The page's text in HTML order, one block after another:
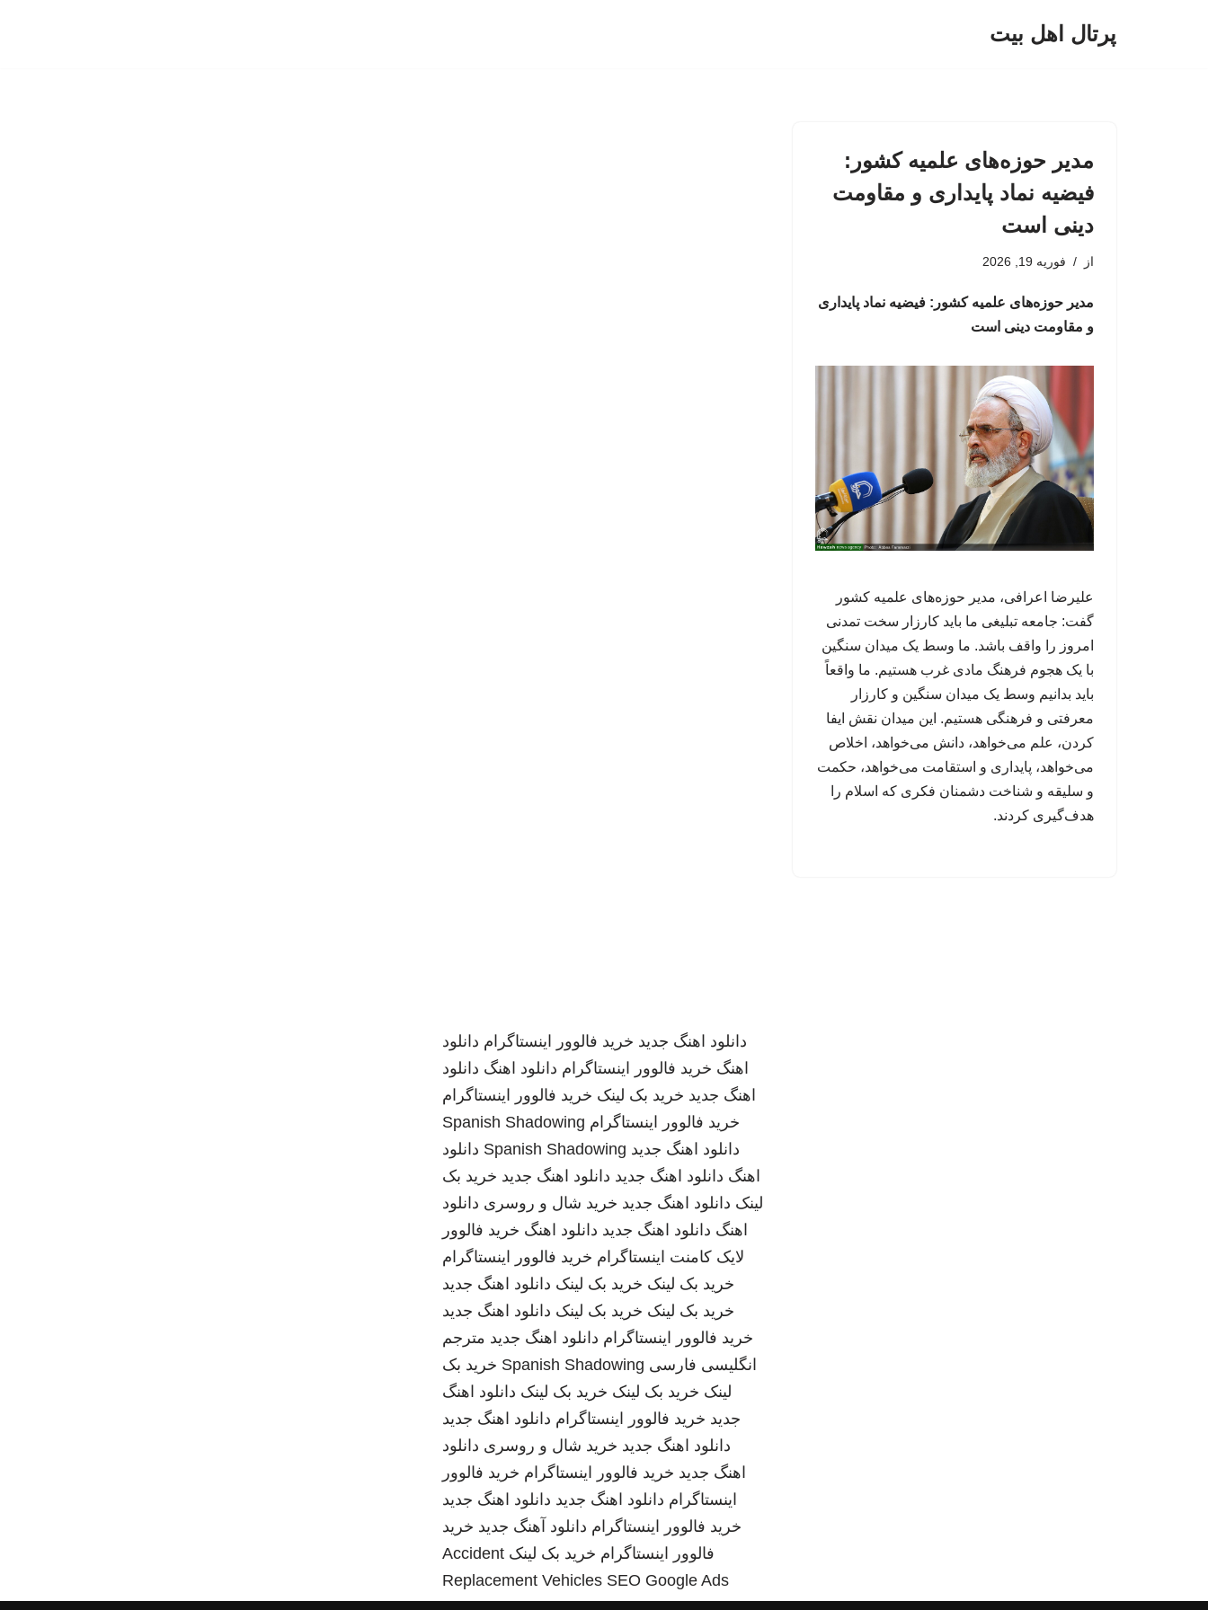
پرتال اهل بیت
مدیر حوزه‌های علمیه کشور:
فیضیه نماد پایداری و مقاومت
دینی است
از فوریه 19, 2026
مدیر حوزه‌های علمیه کشور: فیضیه نماد پایداری
و مقاومت دینی است
علیرضا اعرافی، مدیر حوزه‌های علمیه کشور
گفت: جامعه تبلیغی ما باید کارزار سخت تمدنی
امروز را واقف باشد. ما وسط یک میدان سنگین
با یک هجوم فرهنگ مادی غرب هستیم. ما واقعاً
باید بدانیم وسط یک میدان سنگین و کارزار
معرفتی و فرهنگی هستیم. این میدان نقش ایفا
کردن، علم می‌خواهد، دانش می‌خواهد، اخلاص
می‌خواهد، پایداری و استقامت می‌خواهد، حکمت
و سلیقه و شناخت دشمنان فکری که اسلام را
هدف‌گیری کردند.
دانلود اهنگ جدید خرید فالوور اینستاگرام دانلود
اهنگ خرید فالوور اینستاگرام دانلود اهنگ دانلود
اهنگ جدید خرید بک لینک خرید فالوور اینستاگرام
خرید فالوور اینستاگرام Spanish Shadowing
دانلود اهنگ جدید Spanish Shadowing دانلود
اهنگ دانلود اهنگ جدید دانلود اهنگ جدید خرید بک
لینک دانلود اهنگ جدید خرید شال و روسری دانلود
اهنگ دانلود اهنگ جدید دانلود اهنگ خرید فالوور
لایک کامنت اینستاگرام خرید فالوور اینستاگرام
خرید بک لینک خرید بک لینک دانلود اهنگ جدید
خرید بک لینک خرید بک لینک دانلود اهنگ جدید
خرید فالوور اینستاگرام دانلود اهنگ جدید مترجم
انگلیسی فارسی Spanish Shadowing خرید بک
لینک خرید بک لینک خرید بک لینک دانلود اهنگ
جدید خرید فالوور اینستاگرام دانلود اهنگ جدید
دانلود اهنگ جدید خرید شال و روسری دانلود
اهنگ جدید خرید فالوور اینستاگرام خرید فالوور
اینستاگرام دانلود اهنگ جدید دانلود اهنگ جدید
خرید فالوور اینستاگرام دانلود آهنگ جدید خرید
فالوور اینستاگرام خرید بک لینک Accident
Replacement Vehicles SEO Google Ads